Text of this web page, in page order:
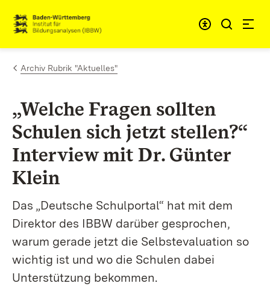
Zum Inhalt springen
Link zur Startseite
Archiv Rubrik "Aktuelles"
„Welche Fragen sollten
Schulen sich jetzt stellen?“
Interview mit Dr. Günter
Klein
Das „Deutsche Schulportal“ hat mit dem
Direktor des IBBW darüber gesprochen,
warum gerade jetzt die Selbstevaluation so
wichtig ist und wo die Schulen dabei
Unterstützung bekommen.